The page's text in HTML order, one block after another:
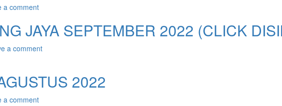
a comment
JAYA SEPTEMBER 2022 (CLICK
a comment
2022
a comment